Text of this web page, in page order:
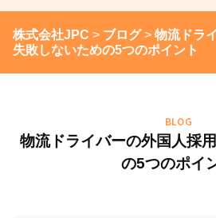
株式会社JPC > ブログ> 物流ドラ
失敗しないための5つのポイント
BLOG
物流ドライバーの外国人採
の5つのポイ